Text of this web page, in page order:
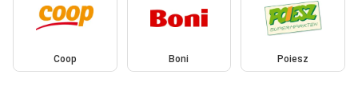
Coop Boni Poiesz